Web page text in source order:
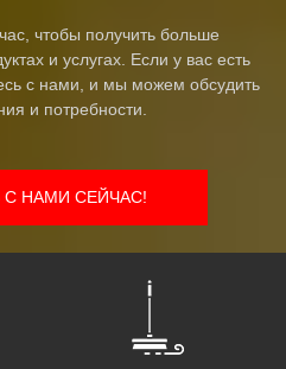
чтобы получить больше
и ​​услугах. Если у вас есть
с нами, и мы можем обсудить
и потребности.
НАМИ СЕЙЧАС!